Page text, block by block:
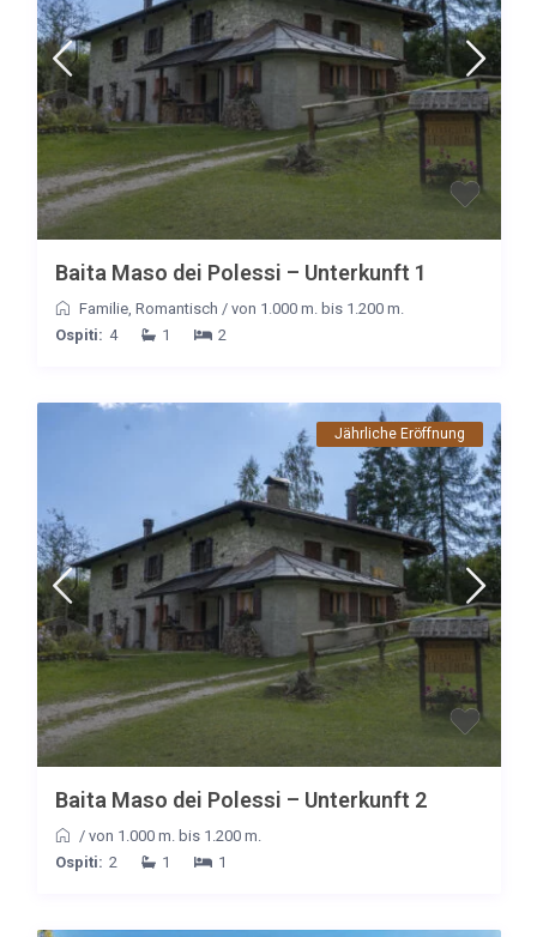
Baita Maso dei Polessi – Unterkunft 1
Familie, Romantisch / von 1.000 m. bis 1.200 m.
Ospiti: 4 1 2
Jährliche Eröffnung
Baita Maso dei Polessi – Unterkunft 2
/ von 1.000 m. bis 1.200 m.
Ospiti: 2 1 1